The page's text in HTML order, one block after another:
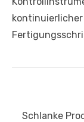
Vorheriger
Schlanke